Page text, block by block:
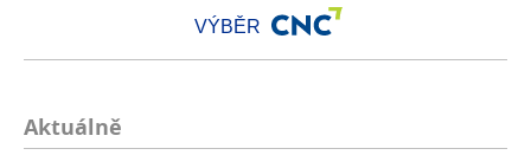
VÝBĚR
Aktuálně